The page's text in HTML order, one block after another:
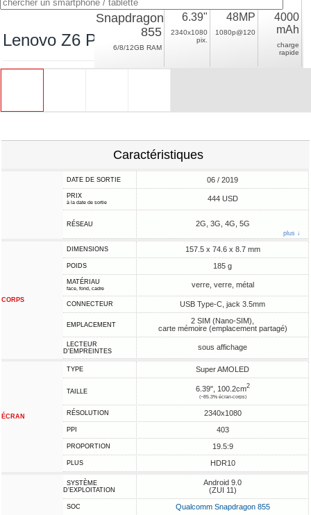
Lenovo Z6 Pro 5G
Snapdragon
855
6/8/12GB RAM
6.39"
2340x1080
pix.
48MP
1080p@120
4000
mAh
charge
rapide
Caractéristiques
DATE DE SORTIE 06 / 2019
PRIX
à la date de sortie 444 USD
RÉSEAU 2G, 3G, 4G, 5G
plus ↓
CORPS
DIMENSIONS 157.5 x 74.6 x 8.7 mm
POIDS 185 g
MATÉRIAU
face, fond, cadre verre, verre, métal
CONNECTEUR USB Type-C, jack 3.5mm
EMPLACEMENT
2 SIM (Nano-SIM),
carte mémoire (emplacement partagé)
LECTEUR
D'EMPREINTES
sous affichage
ÉCRAN
TYPE Super AMOLED
TAILLE 6.39", 100.2cm2
(~85.3% écran-corps)
RÉSOLUTION 2340x1080
PPI 403
PROPORTION 19.5:9
PLUS HDR10
SYSTÈME
D'EXPLOITATION
Android 9.0
(ZUI 11)
SOC Qualcomm Snapdragon 855